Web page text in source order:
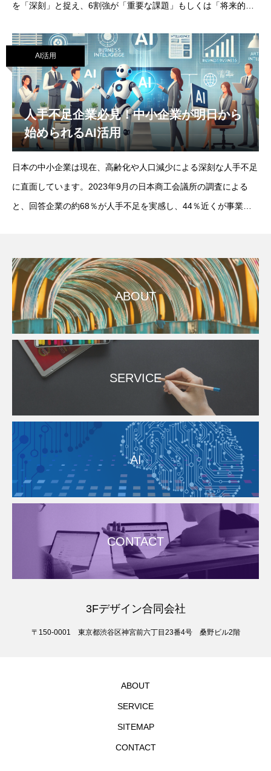
を「深刻」と捉え、6割強が「重要な課題」もしくは「将来的な
争の激化により、新たな人材確保は容易ではなく、
AI活用
人手不足企業必見！中小企業が明日から
始められるAI活用
日本の中小企業は現在、高齢化や人口減少による深刻な人手不足
に直面しています。2023年9月の日本商工会議所の調査による
と、回答企業の約68％が人手不足を実感し、44％近くが事業継
ABOUT
SERVICE
AI
CONTACT
3Fデザイン合同会社
〒150-0001 東京都渋谷区神宮前六丁目23番4号 桑野ビル2階
ABOUT
SERVICE
SITEMAP
CONTACT